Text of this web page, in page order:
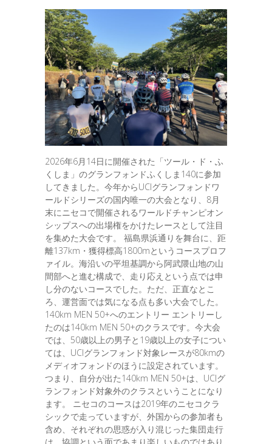
2026年6月14日に開催された「ツール・ド・ふ
くしま」のグランフォンドふくしま140に参加
してきました。今年からUCIグランフォンドワ
ールドシリーズの国内唯一の大会となり、8月
末にニセコで開催されるワールドチャンピオン
シップスへの出場権をかけたレースとして注目
を集めた大会です。 福島県浜通りを舞台に、距
離137km・獲得標高1800mというコースプロフ
ァイル。海沿いの平坦基調から阿武隈山地の山
間部へと進む構成で、走り応えという点では申
し分のないコースでした。ただ、正直なとこ
ろ、運営面では気になる点も多い大会でした。
140km MEN 50+へのエントリー エントリーし
たのは140km MEN 50+のクラスです。今大会
では、50歳以上の男子と19歳以上の女子につい
ては、UCIグランフォンド対象レースが80kmの
メディオフォンドのほうに設定されています。
つまり、自分が出た140km MEN 50+は、UCIグ
ランフォンド対象外のクラスということになり
ます。 ニセコのコースは2019年のニセコクラ
シックで走っていますが、外国からの参加者も
含め、それぞれの思惑が入り混じった集団走行